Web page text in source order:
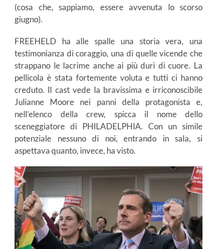
(cosa che, sappiamo, essere avvenuta lo scorso
giugno).
FREEHELD ha alle spalle una storia vera, una
testimonianza di coraggio, una di quelle vicende che
strappano le lacrime anche ai più duri di cuore. La
pellicola è stata fortemente voluta e tutti ci hanno
creduto. Il cast vede la bravissima e irriconoscibile
Julianne Moore nei panni della protagonista e,
nell’elenco della crew, spicca il nome dello
sceneggiatore di PHILADELPHIA. Con un simile
potenziale nessuno di noi, entrando in sala, si
aspettava quanto, invece, ha visto.